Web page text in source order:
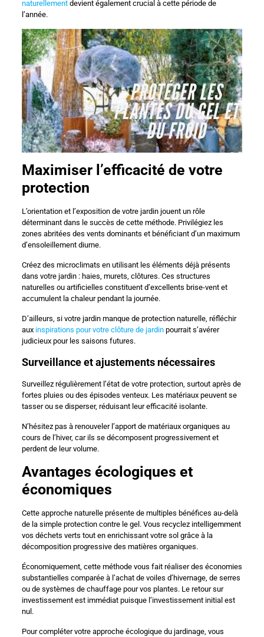
naturellementdevient également crucial à cette période de
l’année.
Maximiser l’efficacité de votre
protection
L’orientation et l’exposition de votre jardin jouent un rôle
déterminant dans le succès de cette méthode. Privilégiez les
zones abritées des vents dominants et bénéficiant d’un maximum
d’ensoleillement diurne.
Créez des microclimats en utilisant les éléments déjà présents
dans votre jardin : haies, murets, clôtures. Ces structures
naturelles ou artificielles constituent d’excellents brise-vent et
accumulent la chaleur pendant la journée.
D’ailleurs, si votre jardin manque de protection naturelle, réfléchir
aux inspirations pour votre clôture de jardinpourrait s’avérer
judicieux pour les saisons futures.
Surveillance et ajustements nécessaires
Surveillez régulièrement l’état de votre protection, surtout après de
fortes pluies ou des épisodes venteux. Les matériaux peuvent se
tasser ou se disperser, réduisant leur efficacité isolante.
N’hésitez pas à renouveler l’apport de matériaux organiques au
cours de l’hiver, car ils se décomposent progressivement et
perdent de leur volume.
Avantages écologiques et
économiques
Cette approche naturelle présente de multiples bénéfices au-delà
de la simple protection contre le gel. Vous recyclez intelligemment
vos déchets verts tout en enrichissant votre sol grâce à la
décomposition progressive des matières organiques.
Économiquement, cette méthode vous fait réaliser des économies
substantielles comparée à l’achat de voiles d’hivernage, de serres
ou de systèmes de chauffage pour vos plantes. Le retour sur
investissement est immédiat puisque l’investissement initial est
nul.
Pour compléter votre approche écologique du jardinage, vous